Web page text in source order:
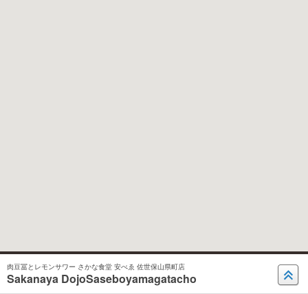
肉豆冨とレモンサワー さかな食堂 安べゑ 佐世保山県町店
Sakanaya DojoSaseboyamagatacho